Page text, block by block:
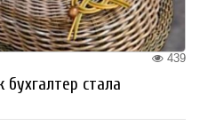
439
бухгалтер стала